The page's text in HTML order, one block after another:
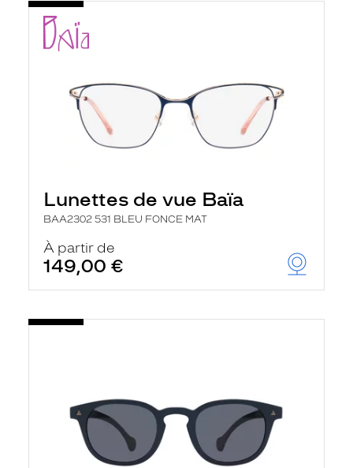
Lunettes de vue Baïa
BAA2302 531 BLEU FONCE MAT
À partir de
149,00 €